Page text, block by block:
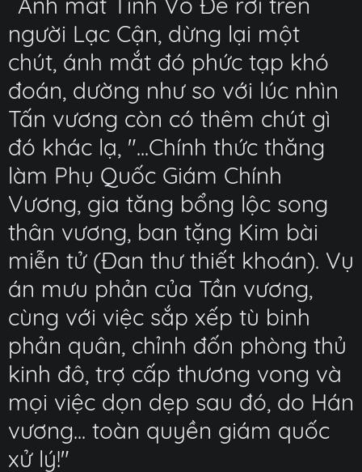
người Lạc Cận, dừng lại một
chút, ánh mắt đó phức tạp khó
đoán, dường như so với lúc nhìn
Tấn vương còn có thêm chút gì
đó khác lạ, "...Chính thức thăng
làm Phụ Quốc Giám Chính
Vương, gia tăng bổng lộc song
thân vương, ban tặng Kim bài
miễn tử (Đan thư thiết khoán). Vụ
án mưu phản của Tần vương,
cùng với việc sắp xếp tù binh
phản quân, chỉnh đốn phòng thủ
kinh đô, trợ cấp thương vong và
mọi việc dọn dẹp sau đó, do Hán
vương... toàn quyền giám quốc
xử lý!"